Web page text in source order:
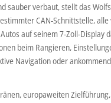
sauber verbaut, stellt das
CAN-Schnittstelle,
auf seinem 7-Zoll-Display
beim Rangieren,
Navigation oder
europaweiten